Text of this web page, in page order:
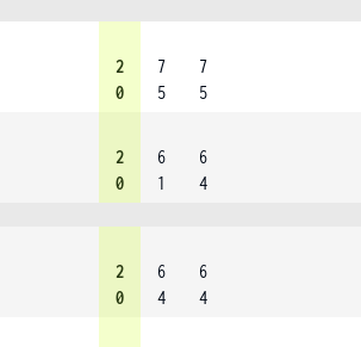
2
0
7
5
7
5
2
0
6
1
6
4
2
0
6
4
6
4